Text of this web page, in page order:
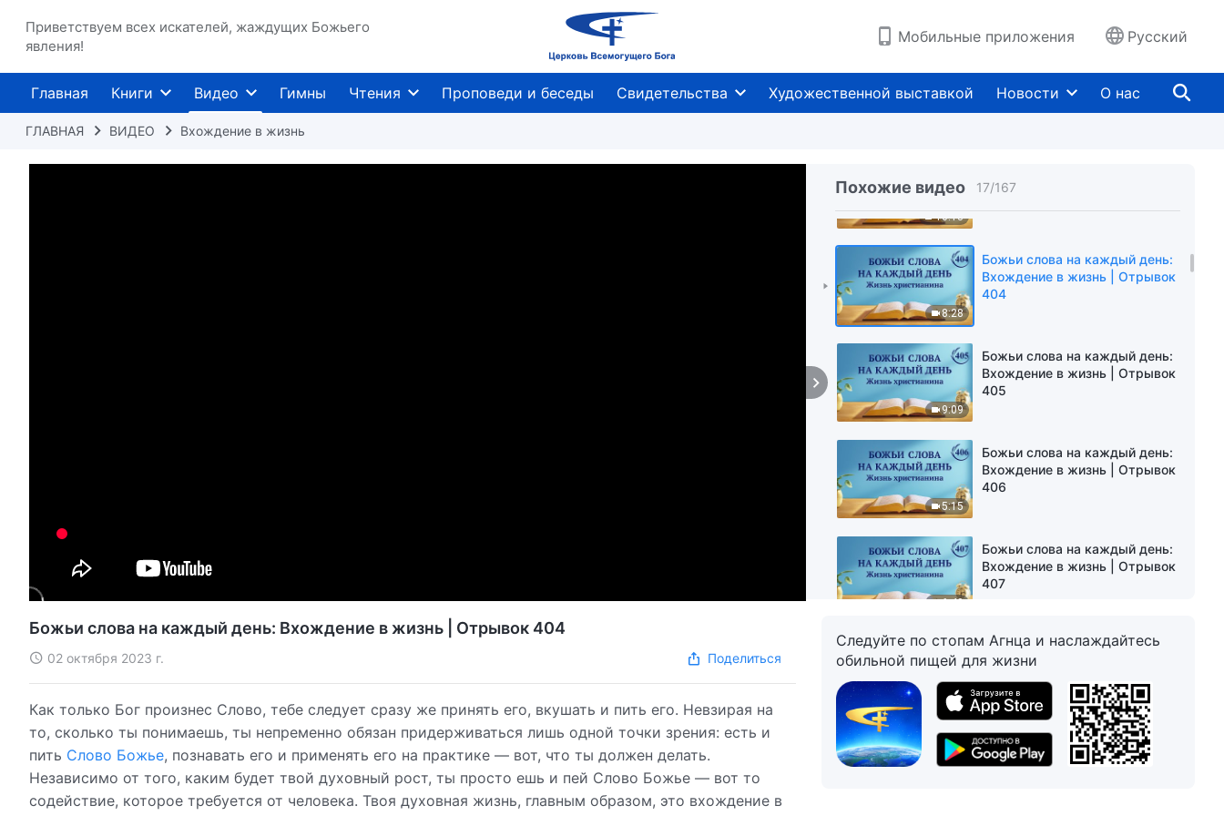
Приветствуем всех искателей, жаждущих Божьего
явления!
Мобильные приложения Русский
Главная Книги Видео Гимны Чтения Проповеди и беседы Свидетельства Художественной выставкой Новости О нас
ГЛАВНАЯ ВИДЕО Вхождение в жизнь
Похожие видео 17/167
Вхождение в жизнь | Отрывок
402
10:13
Вхождение в жизнь | Отрывок
403
8:28
Божьи слова на каждый день:
Вхождение в жизнь | Отрывок
404
9:09
Божьи слова на каждый день:
Вхождение в жизнь | Отрывок
405
5:15
Божьи слова на каждый день:
Вхождение в жизнь | Отрывок
406
6:40
Божьи слова на каждый день:
Вхождение в жизнь | Отрывок
407
7:10
Божьи слова на каждый день:
Вхождение в жизнь | Отрывок
408
Божьи слова на каждый день:
Вхождение в жизнь | Отрывок
Божьи слова на каждый день: Вхождение в жизнь | Отрывок 404
02 октября 2023 г. Поделиться
Как только Бог произнес Слово, тебе следует сразу же принять его, вкушать и пить его. Невзирая на
то, сколько ты понимаешь, ты непременно обязан придерживаться лишь одной точки зрения: есть и
пить Слово Божье, познавать его и применять его на практике — вот, что ты должен делать.
Независимо от того, каким будет твой духовный рост, ты просто ешь и пей Слово Божье — вот то
содействие, которое требуется от человека. Твоя духовная жизнь, главным образом, это вхождение в
Следуйте по стопам Агнца и наслаждайтесь
обильной пищей для жизни